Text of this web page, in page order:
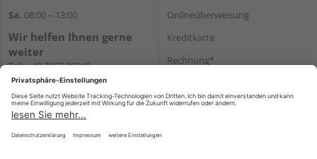
Sa. 08:00 – 13:00
Wir helfen Ihnen gerne
weiter
Tel.:+49 7157 88240
E-Mail:shop@holzland-
filderstadt.de
Onlineüberweisung
Kreditkarte
Rechnung*
Versand